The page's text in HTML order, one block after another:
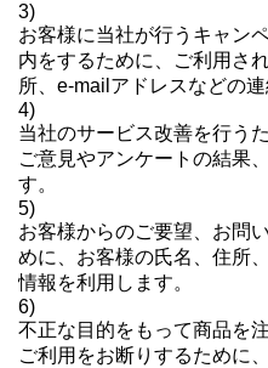
3)
お客様に当社が行うキャン
内をするために、ご利用さ
所、e-mailアドレスなどの
4)
当社のサービス改善を行う
ご意見やアンケートの結果
す。
5)
お客様からのご要望、お問
めに、お客様の氏名、住所
情報を利用します。
6)
不正な目的をもって商品を
ご利用をお断りするために